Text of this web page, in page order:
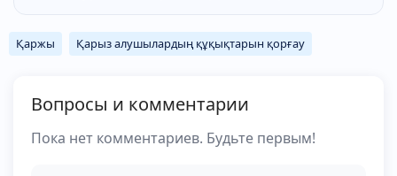
Қаржы Қарыз алушылардың құқықтарын қорғау
Вопросы и комментарии
Пока нет комментариев. Будьте первым!